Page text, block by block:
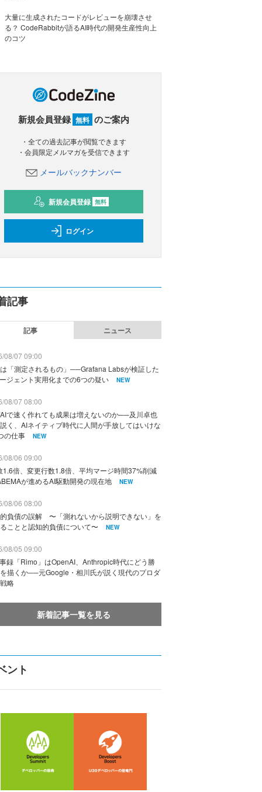
大量に生成されたコードがレビューを崩壊させ
る？ CodeRabbitが語るAI時代の開発生産性向上
のコツ
新規会員登録 無料 のご案内
・全ての過去記事が閲覧できます
・会員限定メルマガを受信できます
メールバックナンバー
新規会員登録 無料
ログイン
記事
記事 ニュース
08/07 09:00
「測定されるもの」──Grafana Labsが検証した
ジェント実用化までの6つの疑い
NEW
08/07 08:00
で速く作れても成果は増えないのか──及川卓也
く、AIネイティブ時代に人間が手放してはいけな
の仕事
NEW
08/06 09:00
1.6倍、変更行数1.8倍、平均マージ時間37%削減
が進めるAI駆動開発の現在地
NEW
08/06 08:00
負債の誤解 〜「測れないから説明できない」を
ことと認知的負債について〜
NEW
08/05 09:00
録「Rimo」はOpenAI、Anthropic時代にどう勝
描くか──元Google・相川氏が説く現代のプロダ
略
新着記事一覧を見る
ント